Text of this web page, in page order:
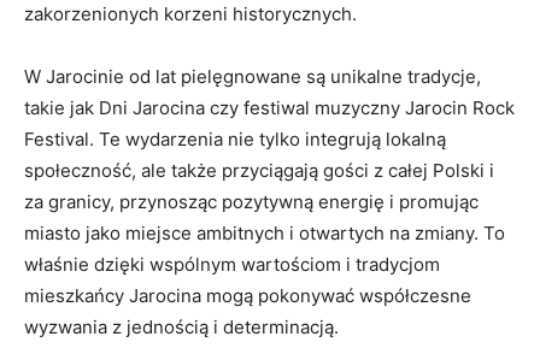
⁢zakorzenionych korzeni historycznych.
W Jarocinie od lat​ pielęgnowane​ są unikalne tradycje,
takie jak ⁤Dni Jarocina czy festiwal​ muzyczny Jarocin Rock
Festival. Te wydarzenia nie tylko integrują ​lokalną
⁤społeczność,‍ ale także przyciągają gości ​z całej​ Polski‌ i ​
za granicy, przynosząc pozytywną ⁣energię⁤ i ‌promując
miasto jako‍ miejsce ambitnych i otwartych na zmiany. To
właśnie⁤ dzięki‌ wspólnym‌ wartościom i ⁣tradycjom
mieszkańcy Jarocina mogą⁤ pokonywać⁢ współczesne
wyzwania ⁢z jednością i determinacją.